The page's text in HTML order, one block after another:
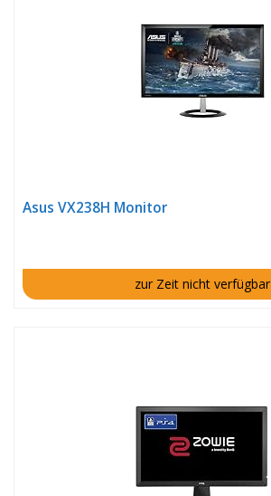
Asus VX238H Monitor
zur Zeit nicht verfügbar